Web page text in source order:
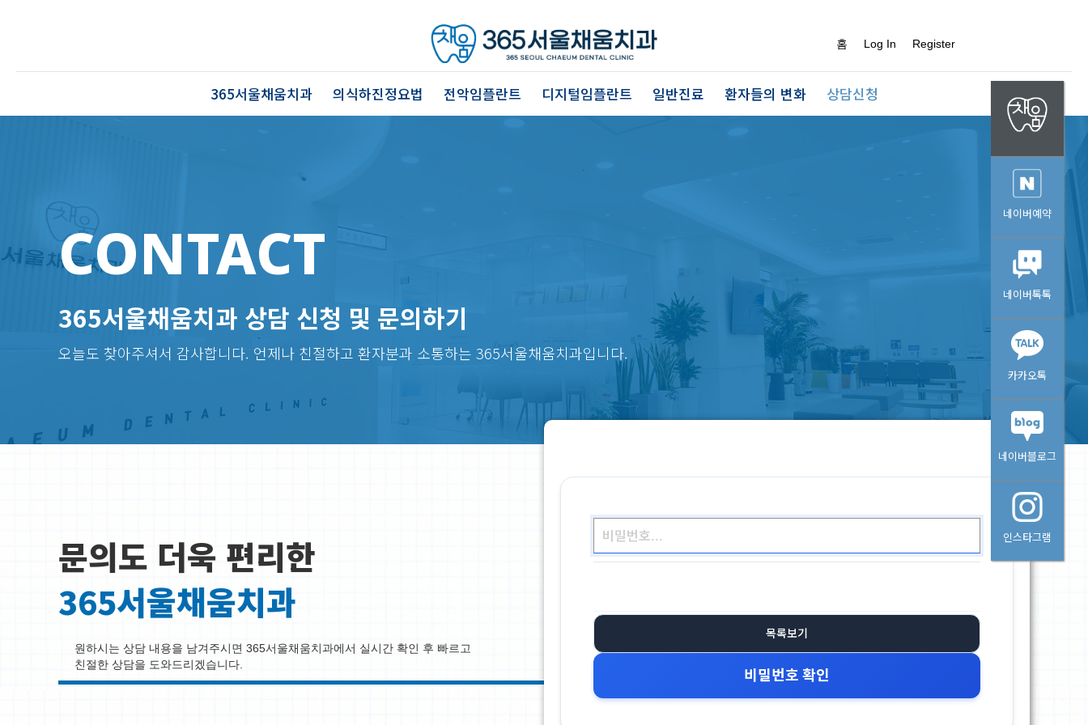
홈 Log In Register
365서울채움치과 의식하진정요법 전악임플란트 디지털임플란트 일반진료 환자들의 변화 상담신청
CONTACT
365서울채움치과 상담 신청 및 문의하기
오늘도 찾아주셔서 감사합니다. 언제나 친절하고 환자분과 소통하는 365서울채움치과입니다.
문의도 더욱 편리한
365서울채움치과
원하시는 상담 내용을 남겨주시면 365서울채움치과에서 실시간 확인 후 빠르고
친절한 상담을 도와드리겠습니다.
목록보기
비밀번호 확인
네이버예약
네이버톡톡
카카오톡
네이버블로그
인스타그램